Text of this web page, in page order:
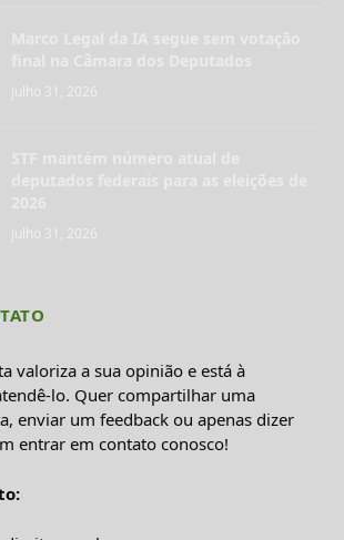
julho 31, 2026
julho 31, 2026
valoriza a sua opinião e está à
lo. Quer compartilhar uma
enviar um feedback ou apenas dizer
entrar em contato conosco!